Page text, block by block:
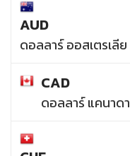
AUD
ดอลลาร์ ออสเตรเลีย
CAD
ดอลลาร์ แคนาดา